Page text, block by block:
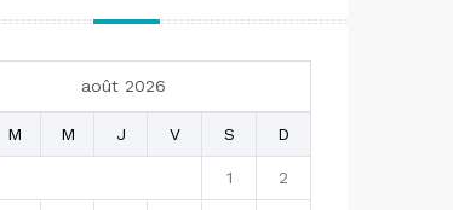
août 2026
M M J V S D
1 2